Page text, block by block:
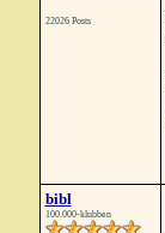
22026 Posts
bibl
100.000-klubben